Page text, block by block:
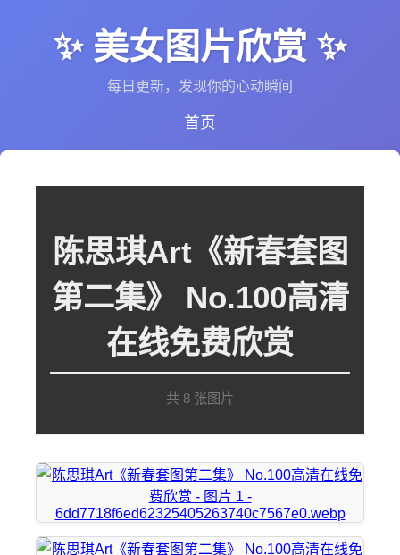
✨ 美女图片欣赏 ✨
每日更新，发现你的心动瞬间
首页
陈思琪Art《新春套图
第二集》 No.100高清
在线免费欣赏
共 8 张图片